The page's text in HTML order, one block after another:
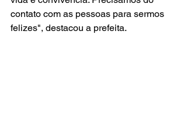
contato com as pessoas para sermos
felizes", destacou a prefeita.